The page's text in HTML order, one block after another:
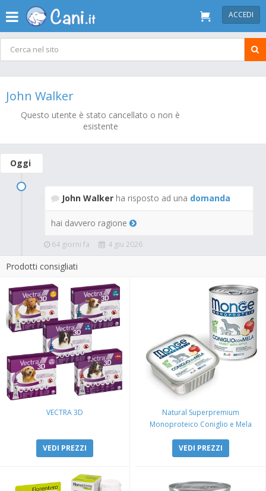
ACCEDI
John Walker
Questo utente è stato cancellato o non è
esistente
Oggi
John Walker ha risposto ad una domanda
hai davvero ragione
64 giorni fa 4 giu 2026
Prodotti consigliati
VECTRA 3D
VEDI PREZZI
Natural Superpremium
Monoproteico Coniglio e Mela
VEDI PREZZI